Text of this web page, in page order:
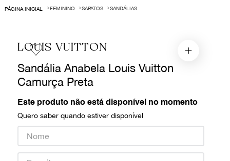
FEMININO SAPATOS SANDÁLIAS
LOUIS VUITTON
Sandália Anabela Louis Vuitton
Camurça Preta
Este produto não está disponível no momento
Quero saber quando estiver disponível
1º
bolsas
chanel
gucci
valentino
vestido
paula raia
burberry
prada